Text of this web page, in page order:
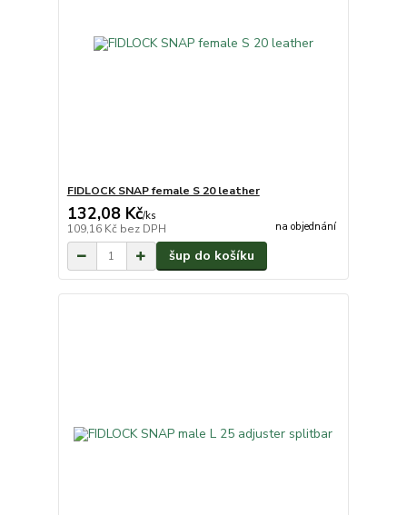
FIDLOCK SNAP female S 20 leather
132,08 Kč/ks
109,16 Kč bez DPH na objednání
šup do košíku